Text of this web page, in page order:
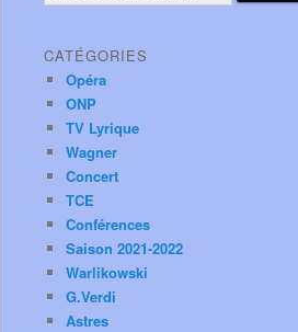
CATÉGORIES
Opéra
ONP
TV Lyrique
Wagner
Concert
TCE
Conférences
Saison 2021-2022
Warlikowski
G.Verdi
Astres